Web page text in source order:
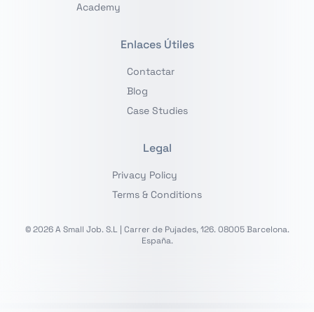
Academy
Enlaces Útiles
Contactar
Blog
Case Studies
Legal
Privacy Policy
Terms & Conditions
© 2026 A Small Job. S.L | Carrer de Pujades, 126. 08005 Barcelona.
España.